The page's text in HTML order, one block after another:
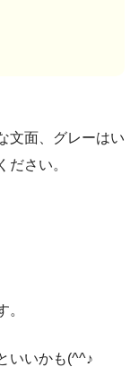
文面、グレーはい
ださい。
。
いいかも(^^♪